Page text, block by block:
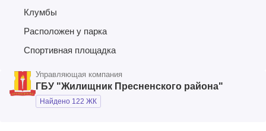
Клумбы
Расположен у парка
Спортивная площадка
Управляющая компания
ГБУ "Жилищник Пресненского района"
Найдено 122 ЖК